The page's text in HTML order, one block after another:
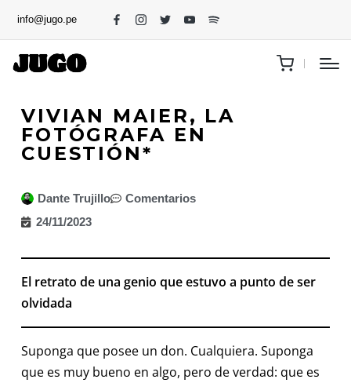
info@jugo.pe
VIVIAN MAIER, LA
FOTÓGRAFA EN
CUESTIÓN*
Dante Trujillo
Comentarios
24/11/2023
El retrato de una genio que estuvo a punto de ser
olvidada
Suponga que posee un don. Cualquiera. Suponga
que es muy bueno en algo, pero de verdad: que es